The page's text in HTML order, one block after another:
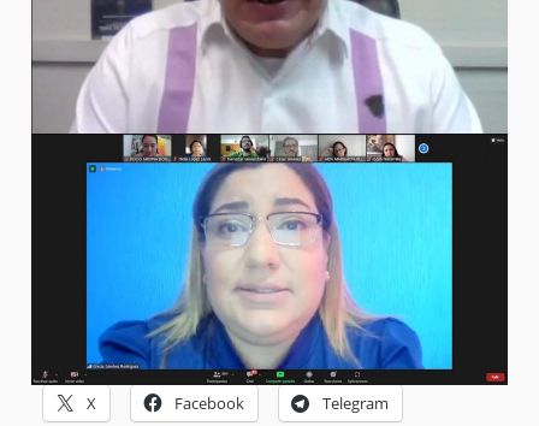
X Facebook Telegram